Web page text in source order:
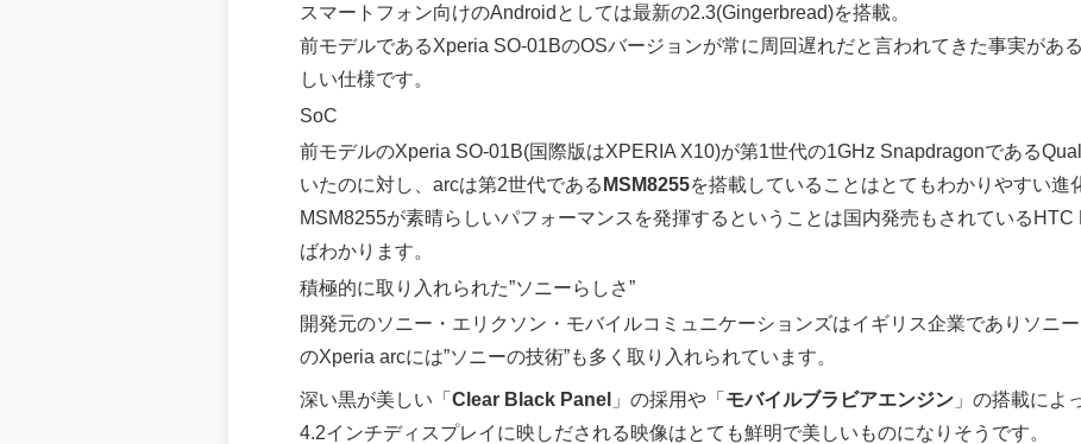
スマートフォン向けのAndroidとしては最新の2.3(Gingerbread)を搭載。
前モデルであるXperia SO-01BのOSバージョンが常に周回遅れだと言われてきた事実があ
しい仕様です。
SoC
前モデルのXperia SO-01B(国際版はXPERIA X10)が第1世代の1GHz Snapdragonである
いたのに対し、arcは第2世代である MSM8255を搭載していることはとてもわかりやすい進
MSM8255が素晴らしいパフォーマンスを発揮するということは国内発売もされている
ばわかります。
積極的に取り入れられた”ソニーらしさ”
開発元のソニー・エリクソン・モバイルコミュニケーションズはイギリス企業でありソニ
のXperia arcには”ソニーの技術”も多く取り入れられています。
深い黒が美しい「 Clear Black Panel 」の採用や「 モバイルブラビアエンジン 」の搭載によ
4.2インチディスプレイに映しだされる映像はとても鮮明で美しいものになりそうです。